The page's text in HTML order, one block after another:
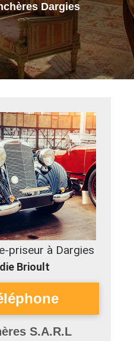
Dargies
priseur à Dargies
Brioult
S.A.R.L